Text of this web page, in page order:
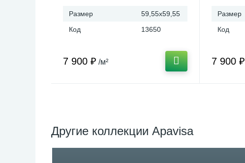
Размер
59,55x59,55
Код
13650
7 900 ₽ /м²
Размер
Код
7 900 ₽
Другие коллекции Apavisa